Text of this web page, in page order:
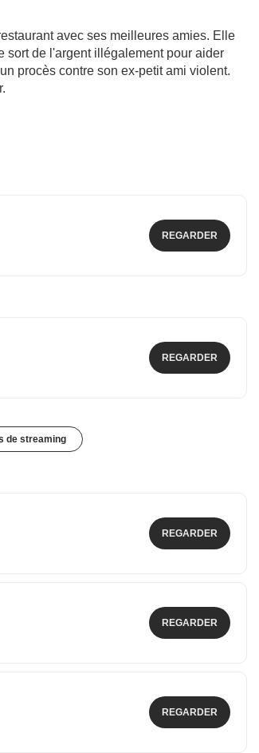
avec ses meilleures amies. Elle
sort de l'argent illégalement pour aider
procès contre son ex-petit ami violent.
REGARDER
REGARDER
de streaming
REGARDER
REGARDER
REGARDER